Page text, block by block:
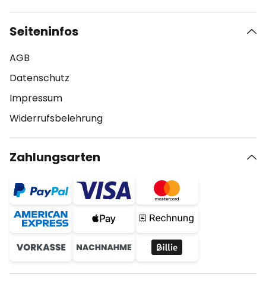
Seiteninfos
AGB
Datenschutz
Impressum
Widerrufsbelehrung
Zahlungsarten